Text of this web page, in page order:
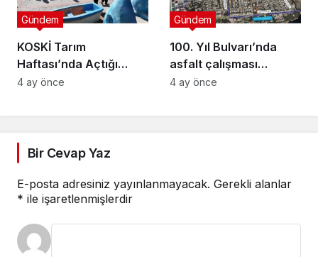
KOSKİ Tarım
Haftası’nda Açtığı
Stantta Su Tasarrufu
Gündem
4 ay önce
100. Yıl Bulvarı’nda
asfalt çalışması
gerçekleştirilecek
Gündem
4 ay önce
Bir Cevap Yaz
E-posta adresiniz yayınlanmayacak. Gerekli alanlar
* ile işaretlenmişlerdir